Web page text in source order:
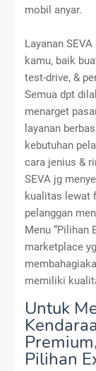
mobil anyar.
Layanan
kamu, baik
test-drive, &
Semua dpt
menarget
layanan
kebutuhan
cara jenius &
SEVA jg
kualitas lewat
pelanggan
Menu “Pilihan
marketplace
memiliki
Untuk
Pilihan